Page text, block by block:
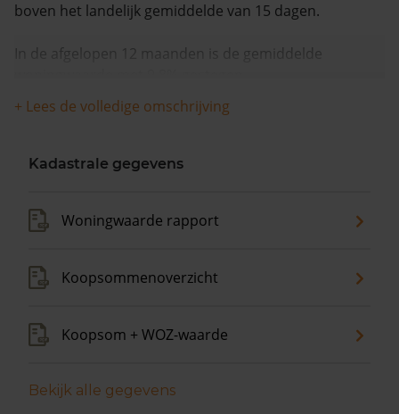
boven het landelijk gemiddelde van 15 dagen.
In de afgelopen 12 maanden is de gemiddelde
+ Lees de volledige omschrijving
Kadastrale gegevens
Woningwaarde rapport
Koopsommenoverzicht
Koopsom + WOZ-waarde
Bekijk alle gegevens